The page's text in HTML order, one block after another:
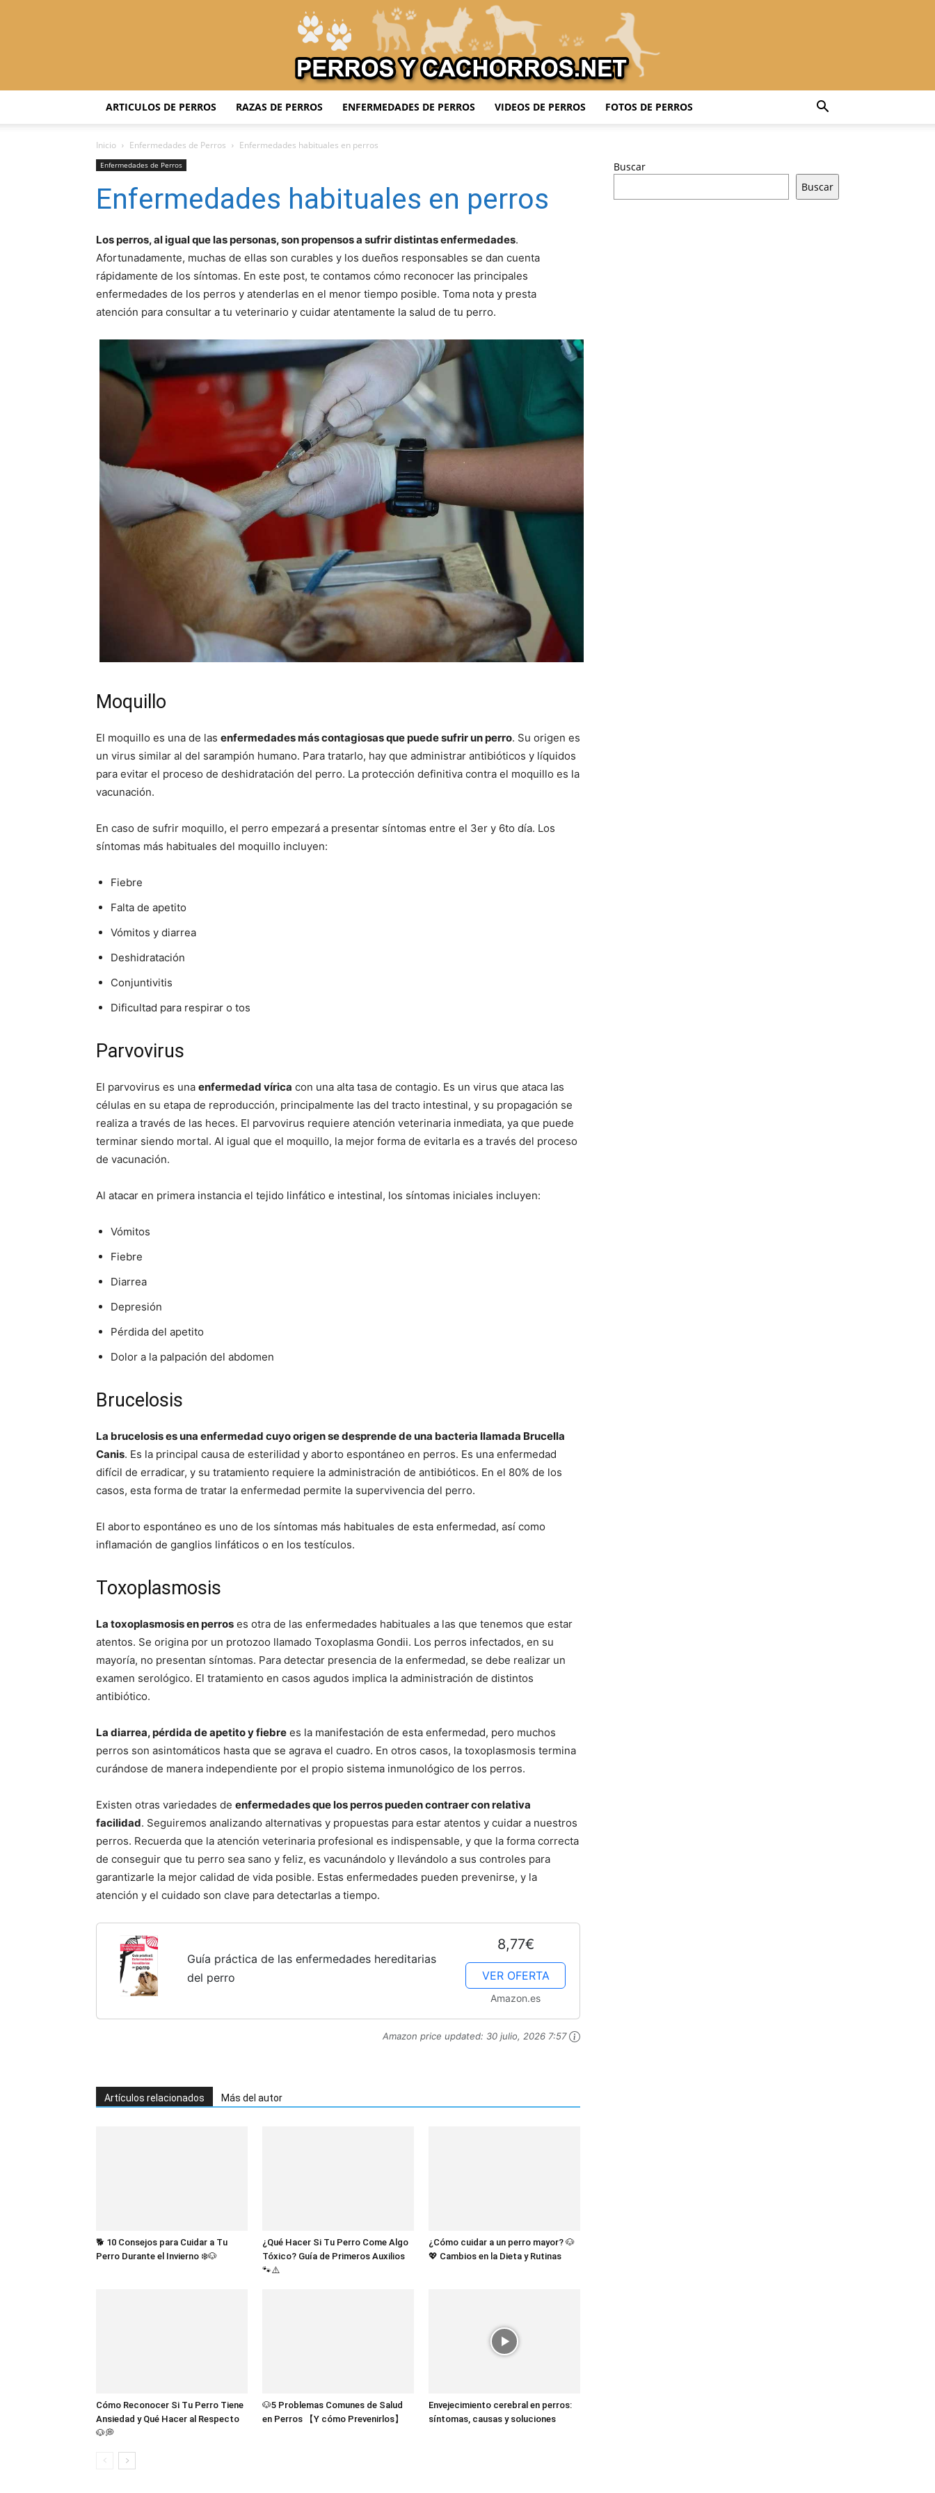
–
de
Perros
ARTICULOS DE PERROS RAZAS DE PERROS ENFERMEDADES DE PERROS VIDEOS DE PERROS FOTOS DE PERROS
Inicio Enfermedades de Perros Enfermedades habituales en perros
Enfermedades de Perros
Enfermedades habituales en perros
Los perros, al igual que las personas, son propensos a sufrir distintas enfermedades.
Afortunadamente, muchas de ellas son curables y los dueños responsables se dan cuenta
rápidamente de los síntomas. En este post, te contamos cómo reconocer las principales
enfermedades de los perros y atenderlas en el menor tiempo posible. Toma nota y presta
atención para consultar a tu veterinario y cuidar atentamente la salud de tu perro.
Moquillo
El moquillo es una de las enfermedades más contagiosas que puede sufrir un perro. Su origen es
un virus similar al del sarampión humano. Para tratarlo, hay que administrar antibióticos y líquidos
para evitar el proceso de deshidratación del perro. La protección definitiva contra el moquillo es la
vacunación.
En caso de sufrir moquillo, el perro empezará a presentar síntomas entre el 3er y 6to día. Los
síntomas más habituales del moquillo incluyen:
Fiebre
Falta de apetito
Vómitos y diarrea
Deshidratación
Conjuntivitis
Dificultad para respirar o tos
Parvovirus
El parvovirus es una enfermedad vírica con una alta tasa de contagio. Es un virus que ataca las
células en su etapa de reproducción, principalmente las del tracto intestinal, y su propagación se
realiza a través de las heces. El parvovirus requiere atención veterinaria inmediata, ya que puede
terminar siendo mortal. Al igual que el moquillo, la mejor forma de evitarla es a través del proceso
de vacunación.
Al atacar en primera instancia el tejido linfático e intestinal, los síntomas iniciales incluyen:
Vómitos
Fiebre
Diarrea
Depresión
Pérdida del apetito
Dolor a la palpación del abdomen
Brucelosis
La brucelosis es una enfermedad cuyo origen se desprende de una bacteria llamada Brucella
Canis. Es la principal causa de esterilidad y aborto espontáneo en perros. Es una enfermedad
difícil de erradicar, y su tratamiento requiere la administración de antibióticos. En el 80% de los
casos, esta forma de tratar la enfermedad permite la supervivencia del perro.
El aborto espontáneo es uno de los síntomas más habituales de esta enfermedad, así como
inflamación de ganglios linfáticos o en los testículos.
Toxoplasmosis
La toxoplasmosis en perros es otra de las enfermedades habituales a las que tenemos que estar
atentos. Se origina por un protozoo llamado Toxoplasma Gondii. Los perros infectados, en su
mayoría, no presentan síntomas. Para detectar presencia de la enfermedad, se debe realizar un
examen serológico. El tratamiento en casos agudos implica la administración de distintos
antibiótico.
La diarrea, pérdida de apetito y fiebre es la manifestación de esta enfermedad, pero muchos
perros son asintomáticos hasta que se agrava el cuadro. En otros casos, la toxoplasmosis termina
curándose de manera independiente por el propio sistema inmunológico de los perros.
Existen otras variedades de enfermedades que los perros pueden contraer con relativa
facilidad. Seguiremos analizando alternativas y propuestas para estar atentos y cuidar a nuestros
perros. Recuerda que la atención veterinaria profesional es indispensable, y que la forma correcta
de conseguir que tu perro sea sano y feliz, es vacunándolo y llevándolo a sus controles para
garantizarle la mejor calidad de vida posible. Estas enfermedades pueden prevenirse, y la
atención y el cuidado son clave para detectarlas a tiempo.
Guía práctica de las enfermedades hereditarias
del perro
8,77€
VER OFERTA
Amazon.es
Amazon price updated: 30 julio, 2026 7:57
Artículos relacionados Más del autor
🐕 10 Consejos para Cuidar a Tu
Perro Durante el Invierno ❄️🐶
¿Qué Hacer Si Tu Perro Come Algo
Tóxico? Guía de Primeros Auxilios
🐾⚠️
¿Cómo cuidar a un perro mayor? 🐶
💖 Cambios en la Dieta y Rutinas
Cómo Reconocer Si Tu Perro Tiene
Ansiedad y Qué Hacer al Respecto
🐶💭
🐶5 Problemas Comunes de Salud
en Perros 【Y cómo Prevenirlos】
Envejecimiento cerebral en perros:
síntomas, causas y soluciones
Buscar
Buscar